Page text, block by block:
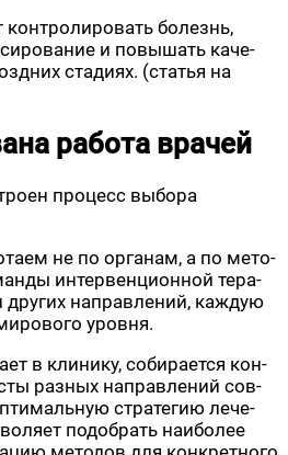
болезнь,
и повы­шать каче­
ста­ди­ях. (ста­тья на
работа врачей
про­цесс выбо­ра
не по орга­нам, а по мето­
интер­вен­ци­он­ной тера­
направ­ле­ний, каж­дую
уровня.
в кли­ни­ку, соби­ра­ет­ся кон­
раз­ных направ­ле­ний сов­
стра­те­гию лече­
подо­брать наи­бо­лее